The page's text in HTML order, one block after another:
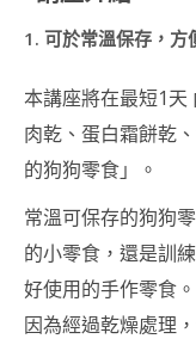
課程
證書課程 (DECO
INSTRUCTOR
CERTIFICATE
COURSE)
豆蓉裱花&豆蓉手
講師證書課程
PASTE FLOWER &
CRAFT INSTRUCTOR
COURSE)
1. 可於常溫保存，方
本講座將在最短1天
肉乾、蛋白霜餅乾
的狗狗零食」。
常溫可保存的狗狗
的小零食，還是訓
好使用的手作零食。
因為經過乾燥處理